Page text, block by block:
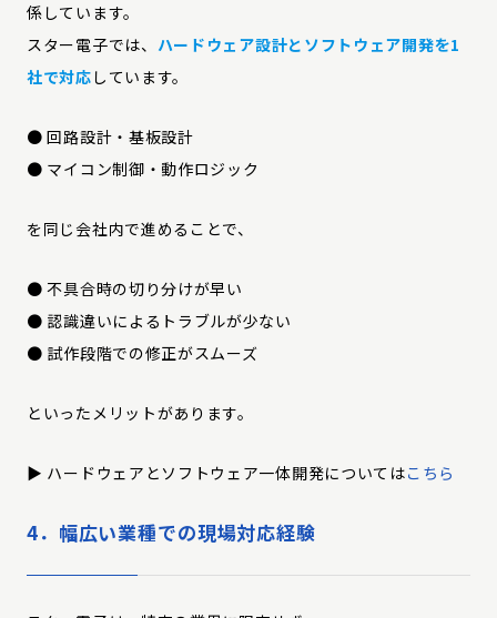
係しています。
スター電子では、 ハードウェア設計とソフトウェア開発を1
社で対応 しています。
● 回路設計・基板設計
● マイコン制御・動作ロジック
を同じ会社内で進めることで、
● 不具合時の切り分けが早い
● 認識違いによるトラブルが少ない
● 試作段階での修正がスムーズ
といったメリットがあります。
▶︎ ハードウェアとソフトウェア一体開発についてはこちら
4．幅広い業種での現場対応経験